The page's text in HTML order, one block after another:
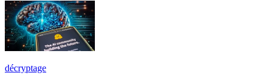
décryptage